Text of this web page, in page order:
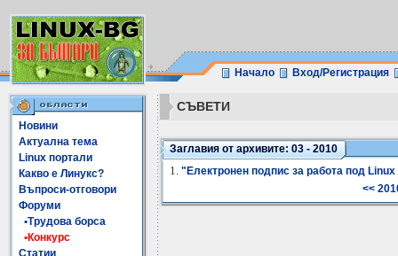
Начало Вход/Регистрация
Новини
Актуална тема
Linux портали
Какво е Линукс?
Въпроси-отговори
Форуми
•Трудова борса
•Конкурс
Статии
СЪВЕТИ
Заглавия от архивите: 03 - 2010
1. "Електронен подпис за работа под Linux
<<